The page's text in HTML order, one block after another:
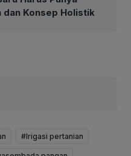
dan Konsep Holistik
#Irigasi pertanian